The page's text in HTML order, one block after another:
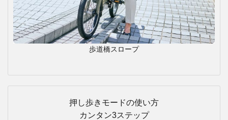
歩道橋スロープ
押し歩きモードの使い方
カンタン3ステップ